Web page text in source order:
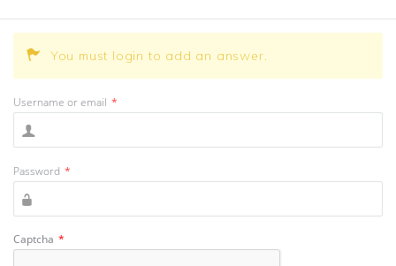
You must login to add an answer.
Username or email *
Password *
Captcha *